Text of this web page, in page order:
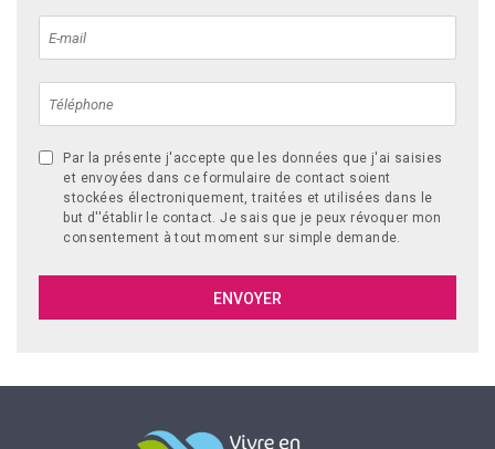
Par la présente j'accepte que les données que j'ai saisies
et envoyées dans ce formulaire de contact soient
stockées électroniquement, traitées et utilisées dans le
but d''établir le contact. Je sais que je peux révoquer mon
consentement à tout moment sur simple demande.